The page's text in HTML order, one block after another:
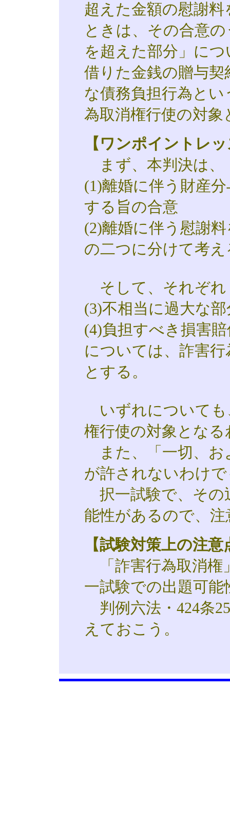
超えた金額の慰謝
ときは、その合意
を超えた部分」に
借りた金銭の贈与
な債務負担行為と
為取消権行使の対
【ワンポイントレ
まず、本判決は、
(1)離婚に伴う財産
する旨の合意
(2)離婚に伴う慰謝
の二つに分けて考え
そして、それぞれ
(3)不相当に過大な
(4)負担すべき損害
については、詐害
とする。
いずれについても
権行使の対象とな
また、「一切、お
が許されないわけ
択一試験で、その
能性があるので、注
【試験対策上の注意
「詐害行為取消権
一試験での出題可能
判例六法・424条
えておこう。